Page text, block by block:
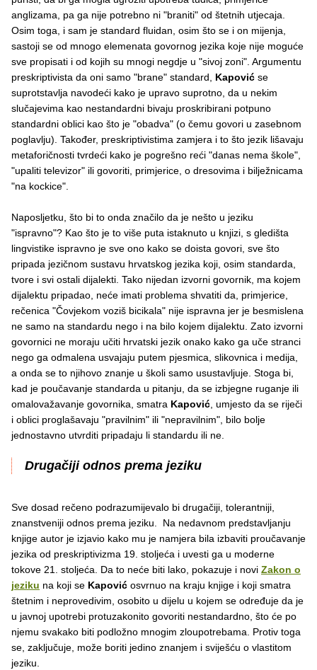
anglizama, pa ga nije potrebno ni "braniti" od štetnih utjecaja.
Osim toga, i sam je standard fluidan, osim što se i on mijenja,
sastoji se od mnogo elemenata govornog jezika koje nije moguće
sve propisati i od kojih su mnogi negdje u "sivoj zoni". Argumentu
preskriptivista da oni samo "brane" standard, Kapović se
suprotstavlja navodeći kako je upravo suprotno, da u nekim
slučajevima kao nestandardni bivaju proskribirani potpuno
standardni oblici kao što je "obadva" (o čemu govori u zasebnom
poglavlju). Također, preskriptivistima zamjera i to što jezik lišavaju
metaforičnosti tvrdeći kako je pogrešno reći "danas nema škole",
"upaliti televizor" ili govoriti, primjerice, o dresovima i bilježnicama
"na kockice".
Naposljetku, što bi to onda značilo da je nešto u jeziku
"ispravno"? Kao što je to više puta istaknuto u knjizi, s gledišta
lingvistike ispravno je sve ono kako se doista govori, sve što
pripada jezičnom sustavu hrvatskog jezika koji, osim standarda,
tvore i svi ostali dijalekti. Tako nijedan izvorni govornik, ma kojem
dijalektu pripadao, neće imati problema shvatiti da, primjerice,
rečenica "Čovjekom voziš bicikala" nije ispravna jer je besmislena
ne samo na standardu nego i na bilo kojem dijalektu. Zato izvorni
govornici ne moraju učiti hrvatski jezik onako kako ga uče stranci
nego ga odmalena usvajaju putem pjesmica, slikovnica i medija,
a onda se to njihovo znanje u školi samo usustavljuje. Stoga bi,
kad je poučavanje standarda u pitanju, da se izbjegne ruganje ili
omalovažavanje govornika, smatra Kapović , umjesto da se riječi
i oblici proglašavaju "pravilnim" ili "nepravilnim", bilo bolje
jednostavno utvrditi pripadaju li standardu ili ne.
Drugačiji odnos prema jeziku
Sve dosad rečeno podrazumijevalo bi drugačiji, tolerantniji,
znanstveniji odnos prema jeziku. Na nedavnom predstavljanju
knjige autor je izjavio kako mu je namjera bila izbaviti proučavanje
jezika od preskriptivizma 19. stoljeća i uvesti ga u moderne
tokove 21. stoljeća. Da to neće biti lako, pokazuje i novi Zakon o
jeziku na koji se Kapović osvrnuo na kraju knjige i koji smatra
štetnim i neprovedivim, osobito u dijelu u kojem se određuje da je
u javnoj upotrebi protuzakonito govoriti nestandardno, što će po
njemu svakako biti podložno mnogim zloupotrebama. Protiv toga
se, zaključuje, može boriti jedino znanjem i sviješću o vlastitom
jeziku.